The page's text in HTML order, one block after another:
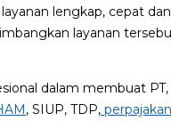
lengkap, cepat
layanan
dalam membuat
, SIUP, TDP, perpajakan